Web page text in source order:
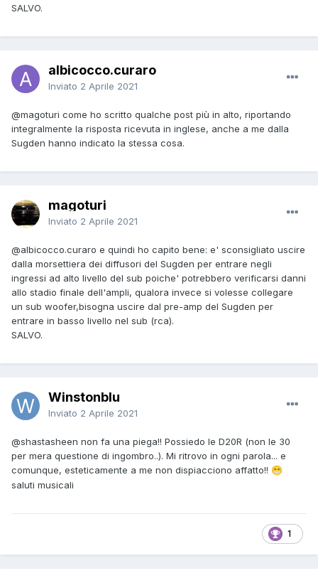
SALVO.
albicocco.curaro
Inviato 2 Aprile 2021
@magoturi come ho scritto qualche post più in alto, riportando
integralmente la risposta ricevuta in inglese, anche a me dalla
Sugden hanno indicato la stessa cosa.
magoturi
Inviato 2 Aprile 2021
@albicocco.curaro e quindi ho capito bene: e' sconsigliato uscire
dalla morsettiera dei diffusori del Sugden per entrare negli
ingressi ad alto livello del sub poiche' potrebbero verificarsi danni
allo stadio finale dell'ampli, qualora invece si volesse collegare
un sub woofer,bisogna uscire dal pre-amp del Sugden per
entrare in basso livello nel sub (rca).
SALVO.
Winstonblu
Inviato 2 Aprile 2021
@shastasheen non fa una piega!! Possiedo le D20R (non le 30
per mera questione di ingombro..). Mi ritrovo in ogni parola... e
comunque, esteticamente a me non dispiacciono affatto!! 😁
saluti musicali
1